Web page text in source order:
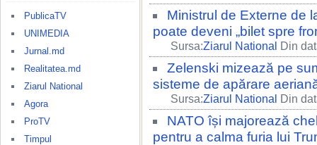
PublicaTV
UNIMEDIA
Jurnal.md
Realitatea.md
Ziarul National
Agora
ProTV
Timpul
Ministrul de Externe de
poate deveni „bilet spre
Sursa:Ziarul National Din
Zelenski mizează pe
sisteme de apărare
Sursa:Ziarul National Din
NATO își majorează
pentru a calma furia lui